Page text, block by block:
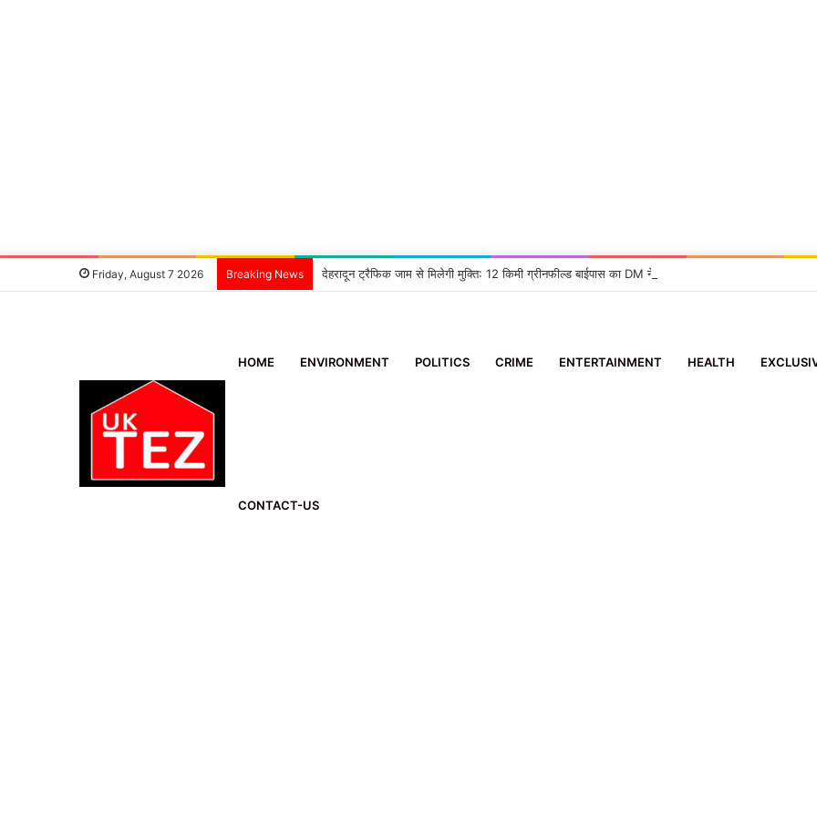
Friday, August 7 2026 Breaking News देहरादून ट्रैफिक जाम से मिलेगी मुक्ति: 12 किमी ग्रीनफील्ड बाईपास का DM ने किया निरीक्षण, दिए सख्त निर्देश
HOME ENVIRONMENT POLITICS CRIME ENTERTAINMENT HEALTH
CONTACT-US